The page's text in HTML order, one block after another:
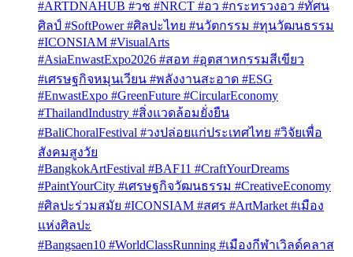
#ARTDNAHUB #วช #NRCT #อว #กระทรวงอว #ทัศน
ศิลป์ #SoftPower #ศิลปะไทย #นวัตกรรม #ทุนวัฒนธรรม
#ICONSIAM #VisualArts
#AsiaEnwastExpo2026 #สอท #อุตสาหกรรมสีเขียว
#เศรษฐกิจหมุนเวียน #พลังงานสะอาด #ESG
#EnwastExpo #GreenFuture #CircularEconomy
#ThailandIndustry #สิ่งแวดล้อมยั่งยืน
#BaliChoralFestival #วงปล่อยแก่ประเทศไทย #วิจัยเพื่อ
สังคมสูงวัย
#BangkokArtFestival #BAF11 #CraftYourDreams
#PaintYourCity #เศรษฐกิจวัฒนธรรม #CreativeEconomy
#ศิลปะร่วมสมัย #ICONSIAM #สศร #ArtMarket #เมือง
แห่งศิลปะ
#Bangsaen10 #WorldClassRunning #เมืองกีฬาเวิลด์คลาส